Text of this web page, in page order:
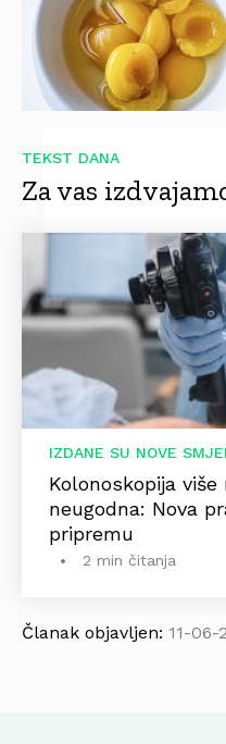
TEKST DANA
Za vas
IZDANE SU NOVE
Kolonoskopija
neugodna: Nova
pripremu
2 min čitanja
Članak objavljen: 11-06-